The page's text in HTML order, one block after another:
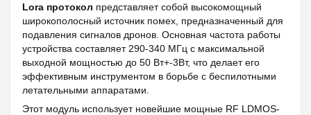
Lora протокол представляет собой высокомощный
широкополосный источник помех, предназначенный для
подавления сигналов дронов. Основная частота работы
устройства составляет 290-340 МГц с максимальной
выходной мощностью до 50 Вт+-3Вт, что делает его
эффективным инструментом в борьбе с беспилотными
летательными аппаратами.
Этот модуль использует новейшие мощные RF LDMOS-